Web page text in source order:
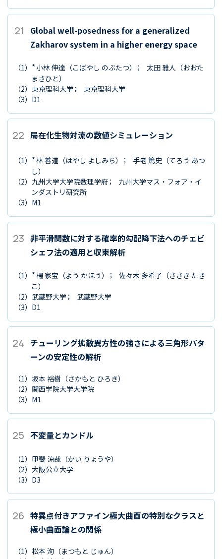
21
Global well-posedness for a generalized
Zakharov system in a higher energy space
（1） *小林 伸達 （こばやし のぶたつ） 太田 雅人 （おおた
まさひと）
（2） 東京理科大学
東京理科大学
（3） D1
22 局在化生物対流の数値シミュレーション
（1） *林 善道 （はやし よしみち） 手老 篤史 （てろう あつ
し）
（2） 九州大学大学院数理学府
九州大学マス・フォア・イ
ンダストリ研究所
（3） M1
23 非平滑関数に対する確率的勾配降下法へのチェビ
シェフ法の適用と収束解析
（1） *楊 家宝 （よう かほう） 佐々木 多希子 （ささき たき
こ）
（2） 武蔵野大学
武蔵野大学
（3） D1
24 チューリング拡散異方性の強さによる三角形パタ
ーンの安定性の解析
（1） 坂本 裕樹 （さかもと ひろき）
（2） 関西学院大学大学院
（3） M1
25 不変量とカンドル
（1） 甲斐 涼哉 （かい りょうや）
（2） 大阪公立大学
（3） D3
26 特異点付きアファイン極大曲面の特別なクラスと
極小曲面論との関係
（1） 松本 洵 （まつもと じゅん）